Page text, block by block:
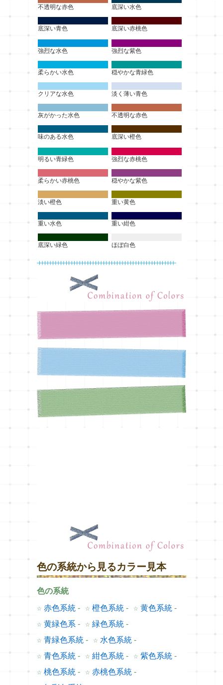
不透明な赤色 底深い水色
底深い青色 底深い赤桃色
強烈な水色 強烈な紫色
柔らかい水色 穏やかな青緑色
クリアな水色 淡く薄い青色
灰がかった水色 不透明な赤色
味のある水色 底深い橙色
明るい青緑色 強烈な赤桃色
柔らかい赤桃色 穏やかな紫色
淡い橙色 重い黄色
重い水色 重い紺色
底深い緑色 ほぼ白色
色の系統から見るカラー見本
色の系統
☆ 赤色系統 - ☆ 橙色系統 - ☆ 黄色系統 -
☆ 黄緑色系 - ☆ 緑色系統 -
☆ 青緑色系統 - ☆ 水色系統 -
☆ 青色系統 - ☆ 紺色系統 - ☆ 紫色系統 -
☆ 桃色系統 - ☆ 赤桃色系統 -